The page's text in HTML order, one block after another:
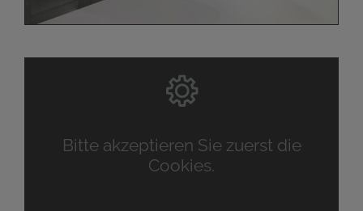
Bitte akzeptieren Sie zuerst die
Cookies.